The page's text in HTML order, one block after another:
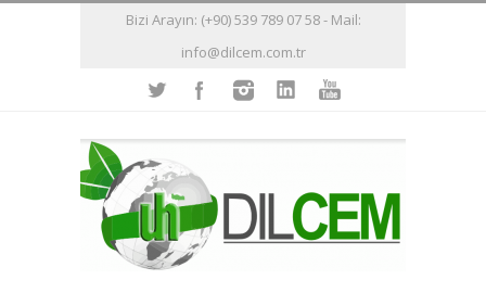
Bizi Arayın: (+90) 539 789 07 58 - Mail:
info@dilcem.com.tr